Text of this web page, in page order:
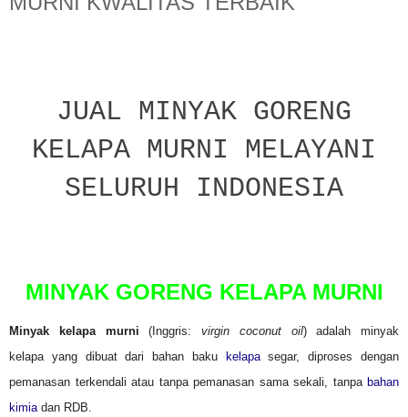
JUAL MINYAK GORENG
KELAPA MURNI MELAYANI
SELURUH INDONESIA
n
MINYAK GORENG KELAPA MURNI
Minyak kelapa murni (Inggris: virgin coconut oil) adalah minyak
kelapa yang dibuat dari bahan baku
kelapasegar, diproses dengan
pemanasan terkendali atau tanpa pemanasan sama sekali, tanpa bahan
kimia dan RDB.